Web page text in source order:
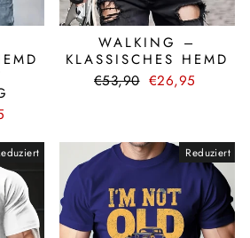
WALKING –
KLASSISCHES HEMD
Normaler
€53,90 Sonderpreis
€26,95
Reduziert